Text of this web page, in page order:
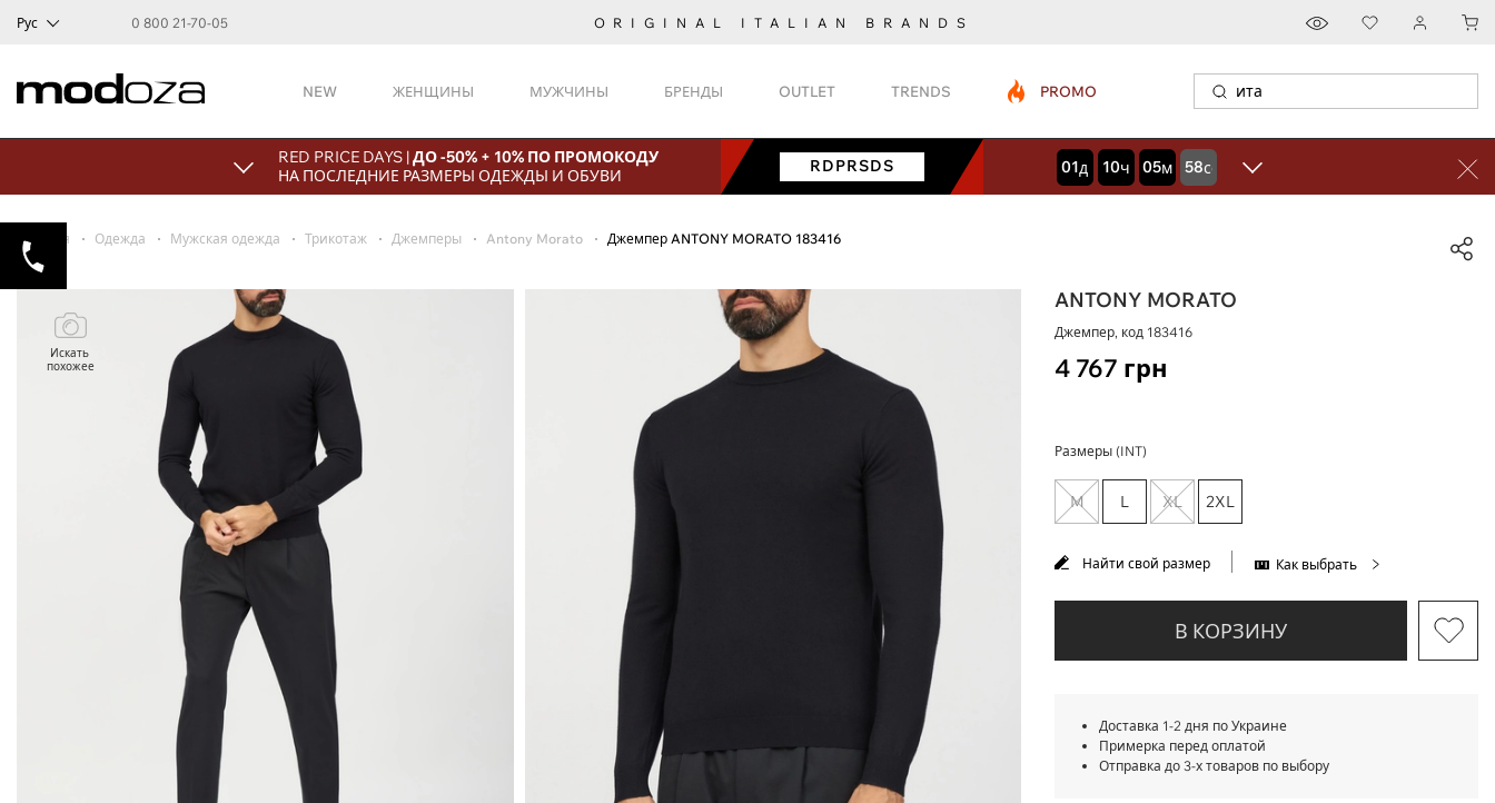
Рус 0 800 21-70-05 ORIGINAL ITALIAN BRANDS
NEW ЖЕНЩИНЫ МУЖЧИНЫ БРЕНДЫ OUTLET TRENDS PROMO
RED PRICE DAYS |ДО -50% + 10% ПО ПРОМОКОДУ
НА ПОСЛЕДНИЕ РАЗМЕРЫ ОДЕЖДЫ И ОБУВИ
RDPRSDS 01дней
10часов
05минут
57секунд
Главная Одежда Мужская одежда Трикотаж Джемперы Antony Morato Джемпер ANTONY MORATO 183416
Искать
похожее
ANTONY MORATO
Джемпер, код 183416
4 767 грн
Размеры (INT)
M L XL 2XL
Найти свой размер Как выбрать
В КОРЗИНУ
Доставка 1-2 дня по Украине
Примерка перед оплатой
Отправка до 3-х товаров по выбору